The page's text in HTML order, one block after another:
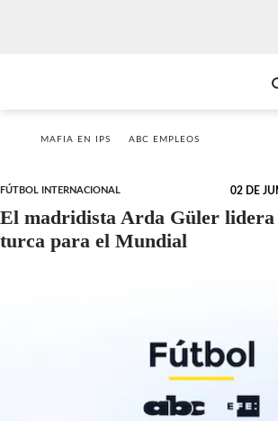
MAFIA EN IPS ABC EMPLEOS
FÚTBOL INTERNACIONAL 02 DE
El madridista Arda Güler lidera
turca para el Mundial